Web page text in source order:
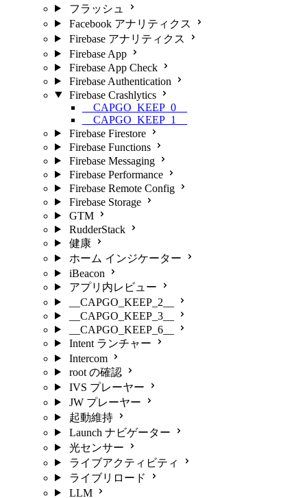
フラッシュ
Facebook アナリティクス
Firebase アナリティクス
Firebase App
Firebase App Check
Firebase Authentication
Firebase Crashlytics
__CAPGO_KEEP_0__
__CAPGO_KEEP_1__
Firebase Firestore
Firebase Functions
Firebase Messaging
Firebase Performance
Firebase Remote Config
Firebase Storage
GTM
RudderStack
健康
ホーム インジケーター
iBeacon
アプリ内レビュー
__CAPGO_KEEP_2__
__CAPGO_KEEP_3__
__CAPGO_KEEP_6__
Intent ランチャー
Intercom
root の確認
IVS プレーヤー
JW プレーヤー
起動維持
Launch ナビゲーター
光センサー
ライブアクティビティ
ライブリロード
LLM